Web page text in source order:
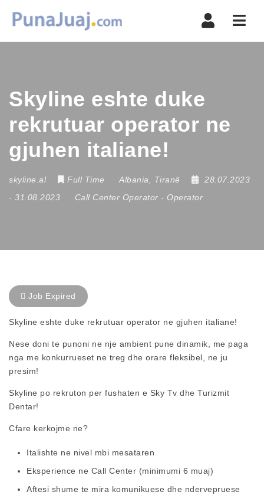
Skyline eshte duke
rekrutuar operator ne
gjuhen italiane!
skyline.al Full Time Albania Tiranë
28.07.2023
- 31.08.2023
Call Center Operator - Operator
Job Expired
Skyline eshte duke rekrutuar operator ne gjuhen italiane!
Nese doni te punoni ne nje ambient pune dinamik, me paga
nga me konkurrueset ne treg dhe orare fleksibel, ne ju
presim!
Skyline po rekruton per fushaten e Sky Tv dhe Turizmit
Dentar!
Cfare kerkojme ne?
Italishte ne nivel mbi mesataren
Eksperience ne Call Center (minimumi 6 muaj)
Aftesi shume te mira komunikuese dhe ndervepruese